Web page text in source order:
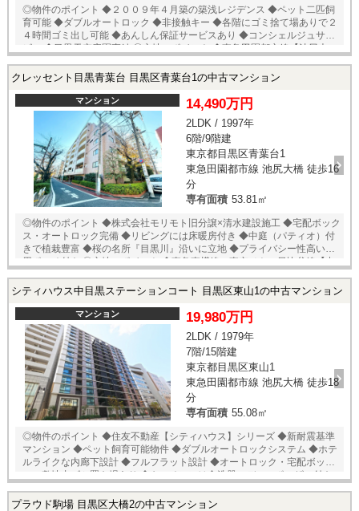
◎物件のポイント ◆２００９年４月築の築浅レジデンス ◆ペット二匹飼
育可能 ◆ダブルオートロック ◆非接触キー ◆各階にゴミ捨て場ありで２
４時間ゴミ出し可能 ◆あんしん保証サービスあり ◆コンシェルジュサー
ビス ◆目黒天空庭園直結 ◎立地のポイント ◆東急田園都市線【池尻大
店 徒歩４分 ◆スーパーみらべる 目黒大橋店 徒歩５分 ◆ローソン
◆ココカラファイン 池尻大橋店 徒歩２分 ◆目黒天空庭園 徒歩１
分 □トランクルーム使用料：４００円/月 □CATV施設利用料：４０円/
月 □インターネット運営保守管理料：９２４円/月 ★売主様居住中の為、
内覧予約受付中！ 当店までお電話いただくか、もしくは24時間対応可能
「内覧予約・お問い合わせ」フォームよりお問い合わせ下さい！ ご来店
が困難な場合は、ご希望場所でのお待ち合わせも可能です。
クレッセント目黒青葉台 目黒区青葉台1の中古マンション
マンション 14,490万円
2LDK / 1997年
6階/9階建
東京都目黒区青葉台1
東急田園都市線 池尻大橋 徒歩16
分
専有面積 53.81㎡
◎物件のポイント ◆株式会社モリモト旧分譲×清水建設施工 ◆宅配ボック
ス・オートロック完備 ◆リビングには床暖房付き ◆中庭（パティオ）付
きで植栽豊富 ◆桜の名所『目黒川』沿いに立地 ◆プライバシー性高い専
用ポーチ付き ◎立地のポイント ◆東急東横線・東京メトロ日比谷線【中
店 徒歩６分 ◆東急ストア 中目黒本店 徒歩７分 ◆セブンイレブン
◆トモズ 中目黒店 徒歩６分 ◆ウエルシア 目黒青葉台店 徒歩７分
◆西郷山公園 徒歩９分 ★売主様居住中の為、内覧予約受付中！ 当店ま
でお電話いただくか、もしくは24時間対応可能「内覧予約・お問い合わ
せ」フォームよりお問い合わせ下さい！ ご来店が困難な場合は、ご希望
場所でのお待ち合わせも可能です。
シティハウス中目黒ステーションコート 目黒区東山1の中古マンション
マンション 19,980万円
2LDK / 1979年
7階/15階建
東京都目黒区東山1
東急田園都市線 池尻大橋 徒歩18
分
専有面積 55.08㎡
◎物件のポイント ◆住友不動産【シティハウス】シリーズ ◆新耐震基準
マンション ◆ペット飼育可能物件 ◆ダブルオートロックシステム ◆ホテ
ルライクな内廊下設計 ◆フルフラット設計 ◆オートロック・宅配ボック
ス・敷地内ゴミ置き場あり ◆キッチンには食洗器・ディスポーザー付き
横線【中目黒】徒歩１０分 ◆ライフ 中目黒店 徒歩３分 ◆東急スト
プラウド駒場 目黒区大橋2の中古マンション